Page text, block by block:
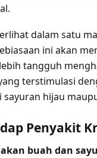
dalam satu
ini akan
tangguh
terstimulasi
sayuran hijau
Penyakit
buah dan